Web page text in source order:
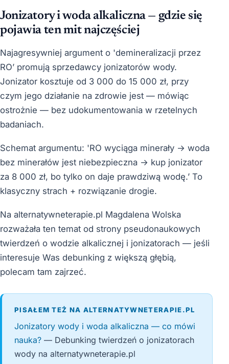
Jonizatory i woda alkaliczna — gdzie się
pojawia ten mit najczęściej
Najagresywniej argument o 'demineralizacji przez
RO’ promują sprzedawcy jonizatorów wody.
Jonizator kosztuje od 3 000 do 15 000 zł, przy
czym jego działanie na zdrowie jest — mówiąc
ostrożnie — bez udokumentowania w rzetelnych
badaniach.
Schemat argumentu: 'RO wyciąga minerały → woda
bez minerałów jest niebezpieczna → kup jonizator
za 8 000 zł, bo tylko on daje prawdziwą wodę.’ To
klasyczny strach + rozwiązanie drogie.
Na alternatywneterapie.pl Magdalena Wolska
rozważała ten temat od strony pseudonaukowych
twierdzeń o wodzie alkalicznej i jonizatorach — jeśli
interesuje Was debunking z większą głębią,
polecam tam zajrzeć.
PISAŁEM TEŻ NA ALTERNATYWNETERAPIE.PL
Jonizatory wody i woda alkaliczna — co mówi
nauka? — Debunking twierdzeń o jonizatorach
wody na alternatywneterapie.pl